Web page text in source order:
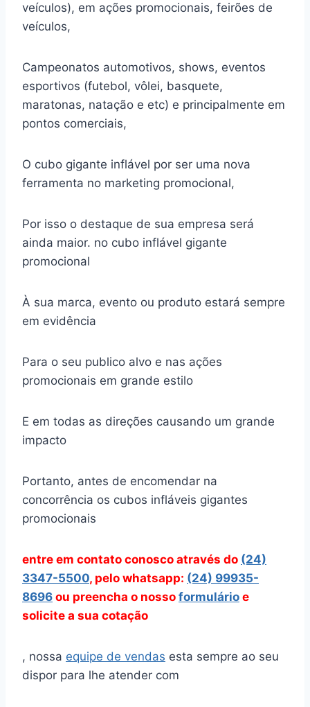
veículos), em ações promocionais, feirões de
veículos,
Campeonatos automotivos, shows, eventos
esportivos (futebol, vôlei, basquete,
maratonas, natação e etc) e principalmente em
pontos comerciais,
O cubo gigante inflável por ser uma nova
ferramenta no marketing promocional,
Por isso o destaque de sua empresa será
ainda maior. no cubo inflável gigante
promocional
À sua marca, evento ou produto estará sempre
em evidência
Para o seu publico alvo e nas ações
promocionais em grande estilo
E em todas as direções causando um grande
impacto
Portanto, antes de encomendar na
concorrência os cubos infláveis gigantes
promocionais
entre em contato conosco através do (24)
3347-5500, pelo whatsapp: (24) 99935-
8696 ou preencha o nosso formulário e
solicite a sua cotação
, nossa equipe de vendas esta sempre ao seu
dispor para lhe atender com